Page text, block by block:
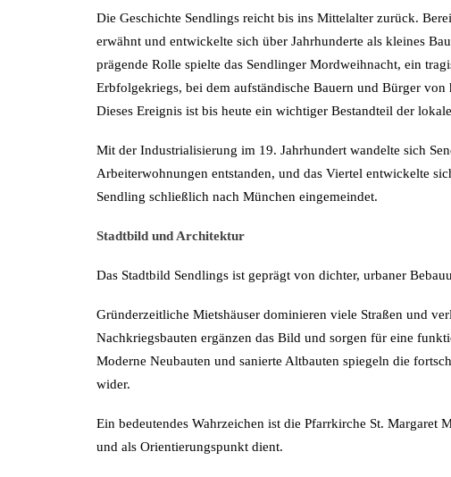
Die Geschichte Sendlings reicht bis ins Mittelalter zurück.
erwähnt und entwickelte sich über Jahrhunderte als kleines
prägende Rolle spielte das Sendlinger Mordweihnacht, ein
Erbfolgekriegs, bei dem aufständische Bauern und Bürger
Dieses Ereignis ist bis heute ein wichtiger Bestandteil der
Mit der Industrialisierung im 19. Jahrhundert wandelte sich
Arbeiterwohnungen entstanden, und das Viertel entwickelte
Sendling schließlich nach München eingemeindet.
Stadtbild und Architektur
Das Stadtbild Sendlings ist geprägt von dichter, urbaner
Gründerzeitliche Mietshäuser dominieren viele Straßen und
Nachkriegsbauten ergänzen das Bild und sorgen für eine
Moderne Neubauten und sanierte Altbauten spiegeln die
wider.
Ein bedeutendes Wahrzeichen ist die Pfarrkirche St. Margaret
und als Orientierungspunkt dient.